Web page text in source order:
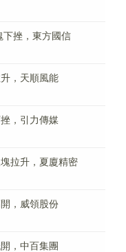
下挫，東方國信
，天順風能
，引力傳媒
拉升，夏廈精密
，威領股份
，中百集團